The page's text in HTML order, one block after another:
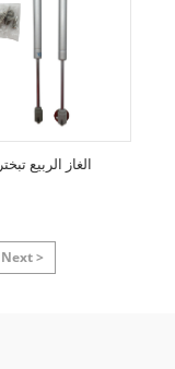
الغاز الربيع تبختر
Next >